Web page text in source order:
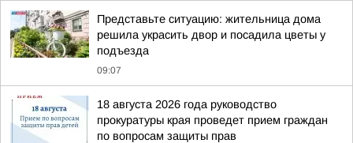
Представьте ситуацию: жительница дома
решила украсить двор и посадила цветы у
подъезда
09:07
18 августа 2026 года руководство
прокуратуры края проведет прием граждан
по вопросам защиты прав